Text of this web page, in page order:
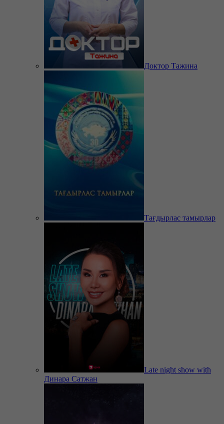
Доктор Тажина
Тағдырлас тамырлар
Late night show with
Динара Сатжан